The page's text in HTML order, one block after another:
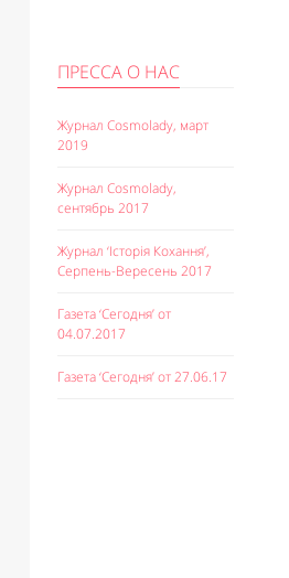
ПРЕССА О НАС
Журнал Cosmolady, март
2019
Журнал Cosmolady,
сентябрь 2017
Журнал ‘Історія Кохання’,
Серпень-Вересень 2017
Газета ‘Сегодня’ от
04.07.2017
Газета ‘Сегодня’ от 27.06.17